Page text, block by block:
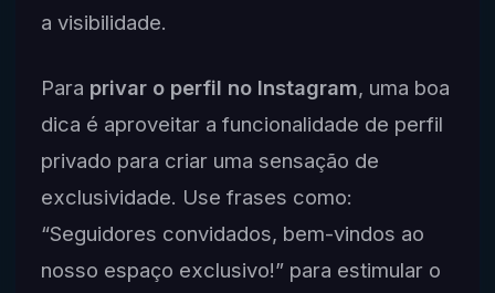
a visibilidade.
Para privar o perfil no Instagram, uma boa
dica é aproveitar a funcionalidade de perfil
privado para criar uma sensação de
exclusividade. Use frases como:
“Seguidores convidados, bem-vindos ao
nosso espaço exclusivo!” para estimular o